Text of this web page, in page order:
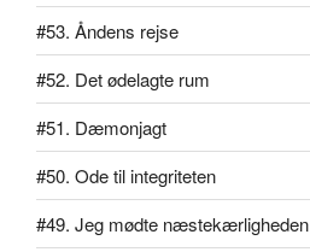
#53. Åndens rejse
#52. Det ødelagte rum
#51. Dæmonjagt
#50. Ode til integriteten
#49. Jeg mødte næstekærligheden